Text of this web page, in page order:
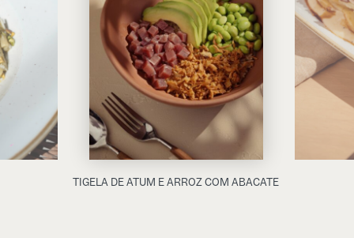
TIGELA DE ATUM E ARROZ COM ABACATE